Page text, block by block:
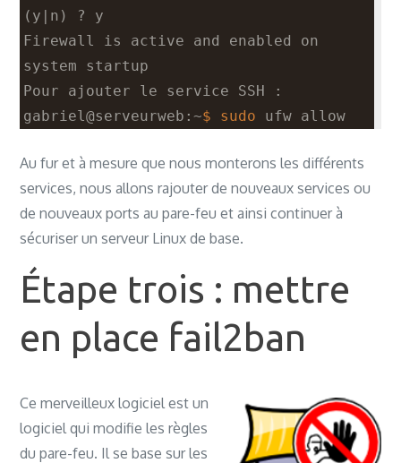
(y|n) ? y
Firewall is active and enabled on
system startup
Pour ajouter le service SSH :
gabriel@serveurweb:~$ sudo
Rule added
Rule added (v6) pour voir le statut du
pare-feu :
gabriel@serveurweb:~$ sudo
Status : active
To Action From
------
22
/tcp ALLOW Anywhere
Au fur et à mesure que nous monterons les différents
services, nous allons rajouter de nouveaux services ou
de nouveaux ports au pare-feu et ainsi continuer à
sécuriser un serveur Linux de base.
Étape trois : mettre
en place fail2ban
Ce merveilleux logiciel est un
logiciel qui modifie les règles
du pare-feu. Il se base sur les